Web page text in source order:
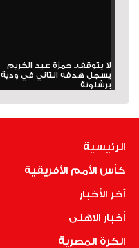
لا يتوقف.. حمزة عبد الكريم
يسجل هدفه الثاني في ودية
برشلونة
الرئيسية
كأس الأمم الأفريقية
أخر الأخبار
أخبار الاهلى
الكرة المصرية